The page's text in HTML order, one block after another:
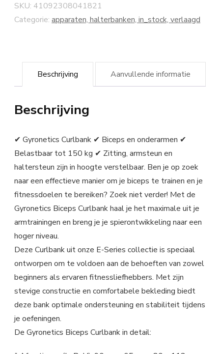
SKU: 41092308041821
Categorie: apparaten, halterbanken, in_stock, verlaagd
Beschrijving Aanvullende informatie
Beschrijving
✔ Gyronetics Curlbank ✔ Biceps en onderarmen ✔
Belastbaar tot 150 kg ✔ Zitting, armsteun en
haltersteun zijn in hoogte verstelbaar. Ben je op zoek
naar een effectieve manier om je biceps te trainen en je
fitnessdoelen te bereiken? Zoek niet verder! Met de
Gyronetics Biceps Curlbank haal je het maximale uit je
armtrainingen en breng je je spierontwikkeling naar een
hoger niveau.
Deze Curlbank uit onze E-Series collectie is speciaal
ontworpen om te voldoen aan de behoeften van zowel
beginners als ervaren fitnessliefhebbers. Met zijn
stevige constructie en comfortabele bekleding biedt
deze bank optimale ondersteuning en stabiliteit tijdens
je oefeningen.
De Gyronetics Biceps Curlbank in detail: